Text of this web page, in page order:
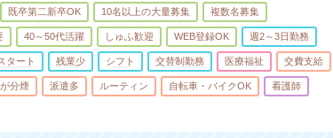
既卒第二新卒OK 10名以上の大量募集 複数名募集
40～50代活躍 しゅふ歓迎 WEB登録OK 週2～3日勤務
タート 残業少 シフト 交替制勤務 医療福祉 交費支給
分煙 派遣多 ルーティン 自転車・バイクOK 看護師